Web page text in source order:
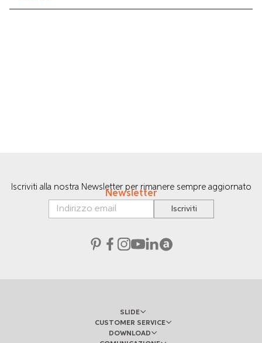
Iscriviti alla nostra Newsletter per rimanere sempre aggiornato
Newsletter
Iscriviti
SLIDE
CUSTOMER SERVICE
DOWNLOAD